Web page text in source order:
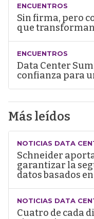
ENCUENTROS
Sin firma, pero
que
ENCUENTROS
Data Center
confianza para
Más leídos
NOTICIAS DATA
Schneider
garantizar la
datos basados
NOTICIAS DATA
Cuatro de cada